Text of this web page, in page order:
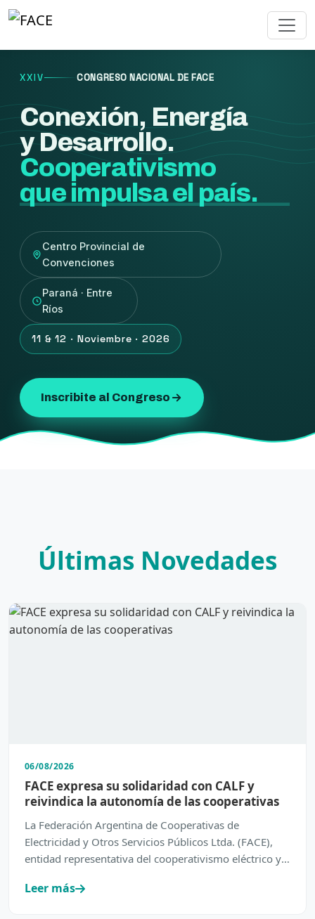
XXIV CONGRESO NACIONAL DE FACE
Conexión, Energía
y Desarrollo.
Cooperativismo
que impulsa el país.
Centro Provincial de
Convenciones
Paraná · Entre
Ríos
11 & 12 · Noviembre · 2026
Inscribite al Congreso
Últimas Novedades
06/08/2026
FACE expresa su solidaridad con CALF y
reivindica la autonomía de las cooperativas
La Federación Argentina de Cooperativas de
Electricidad y Otros Servicios Públicos Ltda. (FACE),
entidad representativa del cooperativismo eléctrico y
Leer más